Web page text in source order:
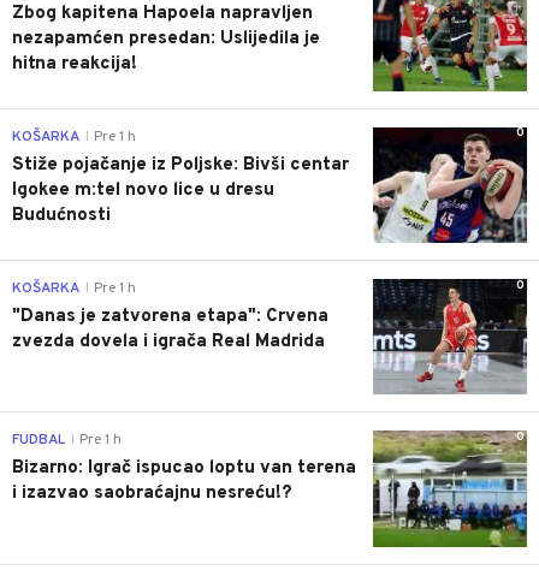
Zbog kapitena Hapoela napravljen
nezapamćen presedan: Uslijedila je
hitna reakcija!
0
KOŠARKA Pre 1 h
Stiže pojačanje iz Poljske: Bivši centar
Igokee m:tel novo lice u dresu
Budućnosti
0
KOŠARKA Pre 1 h
"Danas je zatvorena etapa": Crvena
zvezda dovela i igrača Real Madrida
0
FUDBAL Pre 1 h
Bizarno: Igrač ispucao loptu van terena
i izazvao saobraćajnu nesreću!?